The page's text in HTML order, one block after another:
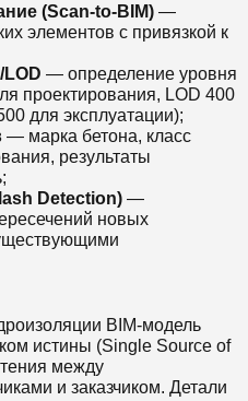
(Scan-to-BIM) —
элементов с привязкой к
— определение уровня
проектирования, LOD 400
для эксплуатации);
— марка бетона, класс
результаты
Detection) —
новых
BIM-модель
истины (Single Source of
между
и заказчиком. Детали